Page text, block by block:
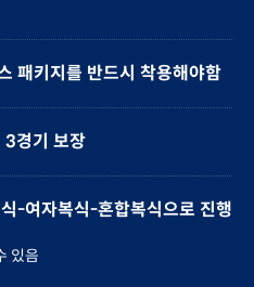
패키지를 반드시 착용해야함
3경기 보장
-여자복식-혼합복식으로 진행
있음